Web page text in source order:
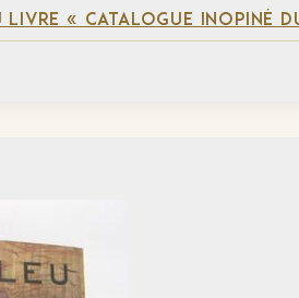
LIVRE « CATALOGUE INOPINÉ